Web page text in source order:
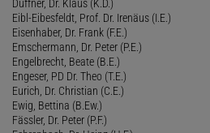
Duffner, Dr. Klaus (K.D.)
Eibl-Eibesfeldt, Prof. Dr. Irenäus (I.E.)
Eisenhaber, Dr. Frank (F.E.)
Emschermann, Dr. Peter (P.E.)
Engelbrecht, Beate (B.E.)
Engeser, PD Dr. Theo (T.E.)
Eurich, Dr. Christian (C.E.)
Ewig, Bettina (B.Ew.)
Fässler, Dr. Peter (P.F.)